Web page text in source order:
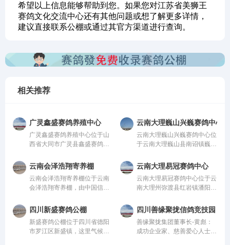
希望以上信息能够帮助到您。如果您对江苏省美狮王
赛鸽文化交流中心还有其他问题或想了解更多详情，
建议直接联系公棚或通过其官方渠道进行查询。
相关推荐
广灵鑫盛赛鸽养殖中心
广灵鑫盛赛鸽养殖中心位于山
西省大同市广灵县鑫盛赛鸽养
管。该公棚以国际、国内先
进、科学合理的设计方案进行
建设，采用一体化钢架结构，
公棚长200米，宽28米，高15
从配件设施到饲养团队，均达
到业内领先水平，为广大鸽友
创造一个心神向往的赛鸽净
地。
云南大理巍山兴巍赛鸽中心
云南大理巍山兴巍赛鸽中心位
于云南大理巍山县南诏镇巍山
鸽协会监管。该公棚以国际、
国内先进、科学合理的设计方
案进行建设，采用一体化钢架
结构，公棚长200米，宽28
羽赛鸽。从配件设施到饲养团
队，均达到业内领先水平，为
广大鸽友创造一个心神向往的
赛鸽净地。
云南会泽浩翔寄养棚
云南会泽浩翔寄养棚位于云南
会泽浩翔寄养棚，由中国信鸽
内先进、科学合理的设计方案
进行建设，采用一体化钢架结
构，公棚长200米，宽28米，
高15米，可容纳20000多羽赛
云南大理易冠赛鸽中心
云南大理易冠赛鸽中心位于云
南大理州弥渡县红岩镇潘阳
公棚以国际、国内先进、科学
合理的设计方案进行建设，采
用一体化钢架结构，公棚长
200米，宽28米，高15米，可
四川新盛赛鸽公棚
新盛赛鸽公棚位于四川省德阳
市罗江区新盛镇，这里气候温
四川善缘聚拢信鸽竞技园
善缘聚拢集团董事长-黄彪：
成功企业家、慈善爱心人士、